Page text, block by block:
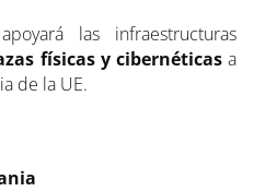
las infraestructuras
físicas y cibernéticasa
de la UE.